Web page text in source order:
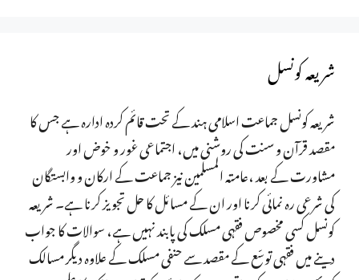
شریعہ کونسل
شریعہ کونسل جماعت اسلامی ہند کے تحت قائم کردہ ادارہ ہے جس کا
مقصد قرآن و سنت کی روشنی میں، اجتماعی غور و خوض اور
مشاورت کے بعد ،عامتہ المسلمین نیز جماعت کے ارکان و وابستگان
کی شرعی رہ نمائی کرنا اور ان کے مسائل کا حل تجویز کرنا ہے۔ شریعہ
کونسل کسی مخصوص فقہی مسلک کی پابند نہیں ہے، سوالات کا جواب
دینے میں فقہی توسّع کے مقصد سے حنفی مسلک کے علاوہ دیگر مسالک